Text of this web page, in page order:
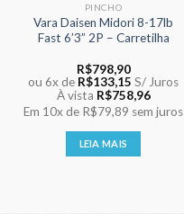
PINCHO
Vara Daisen Midori 8-17lb
Fast 6’3” 2P – Carretilha
R$798,90
ou 6x de R$133,15 S/ Juros
À vista R$758,96
Em 10xde R$79,89 sem juros
LEIA MAIS